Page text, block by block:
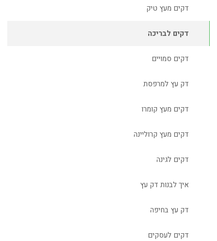
דקים מעץ טיק
דקים לבריכה
דקים סמויים
דק עץ למרפסת
דקים מעץ קומרו
דקים מעץ קרוליינה
דקים לגינה
איך לבנות דק עץ
דק עץ בחיפה
דקים לעסקים